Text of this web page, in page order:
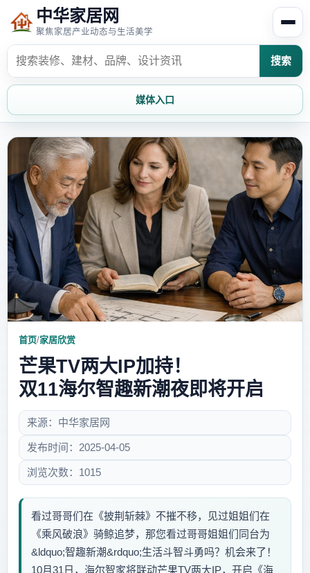
中华家居网
聚焦家居产业动态与生活美学
搜索
媒体入口
首页 家居资讯
家居风水 家居欣赏
时尚饰家 装修设计
家具知识 家居文化
家装攻略 创意家居
首页/家居欣赏
芒果TV两大IP加持！
双11海尔智趣新潮夜即将开启
来源：中华家居网
发布时间：2025-04-05
浏览次数：1015
看过哥哥们在《披荆斩棘》不摧不移，见过姐姐们在
《乘风破浪》骑鲸追梦，那您看过哥哥姐姐们同台为
&ldquo;智趣新潮&rdquo;生活斗智斗勇吗？机会来了！
10月31日，海尔智家将联动芒果TV两大IP，开启《海